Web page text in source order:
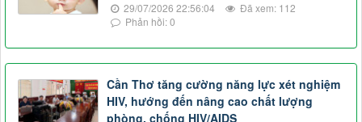
29/07/2026 22:56:04
Đã xem: 112
Phản hồi: 0
Cần Thơ tăng cường năng lực xét nghiệm
HIV, hướng đến nâng cao chất lượng
phòng, chống HIV/AIDS